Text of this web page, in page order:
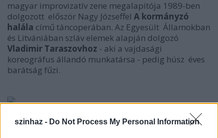
szinhaz - Do Not Process My Personal Information
magyar improvizatív zene megalapítója 1989-ben
dolgozott először Nagy Józseffel A kormányzó
halála című táncoperában. Az Egyesült Államokban
és Litvániában szláv elemek alapján dolgozó
Vladimir Taraszovhoz - aki a vajdasági
koreográfus állandó munkatársa - pedig húsz éves
barátság fűzi.
és Vladimir